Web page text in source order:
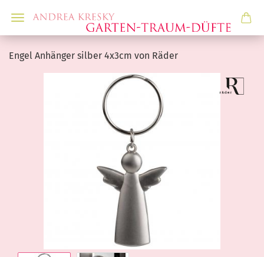
Engel Anhänger silber 4x3cm von Räder